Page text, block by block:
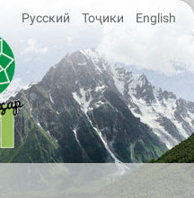
Русский Тоҷики English